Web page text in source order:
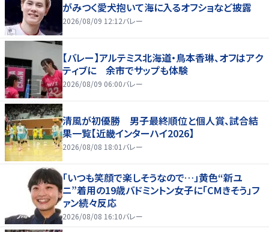
がみつく愛犬抱いて海に入るオフショなど披露
2026/08/09 12:12バレー
【バレー】アルテミス北海道・鳥本香琳、オフはアク
ティブに 余市でサップも体験
2026/08/09 06:00バレー
清風が初優勝 男子最終順位と個人賞、試合結
果一覧【近畿インターハイ2026】
2026/08/08 18:01 バレー
「いつも笑顔で楽しそうなので…」黄色“新ユ
ニ”着用の19歳バドミントン女子に「CMきそう」フ
ァン続々反応
2026/08/08 16:10バレー